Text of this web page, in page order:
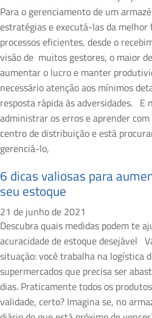
Para o gerenciamento de um
estratégias e executá-las da
processos eficientes, desde o
visão de muitos gestores, o maior
aumentar o lucro e manter
necessário atenção aos mínimos
resposta rápida às adversidades. E
administrar os erros e aprender
centro de distribuição e está
gerenciá-lo,
6 dicas valiosas para
seu estoque
21 de junho de 2021
Descubra quais medidas podem te
acuracidade de estoque desejável
situação: você trabalha na logística
supermercados que precisa ser
dias. Praticamente todos os
validade, certo? Imagina se, no